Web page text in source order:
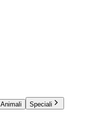
Animali
Speciali